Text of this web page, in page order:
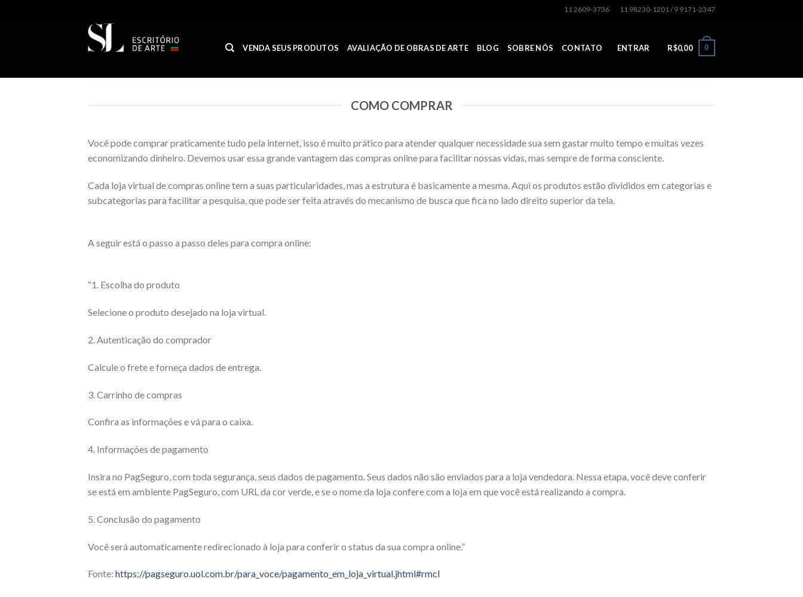
11 2609-3736 11 98230-1201 / 9 9171-2347
VENDA SEUS PRODUTOS AVALIAÇÃO DE OBRAS DE ARTE BLOG SOBRE NÓS CONTATO ENTRAR R$0,00 0
COMO COMPRAR
Você pode comprar praticamente tudo pela internet, isso é muito prático para atender qualquer necessidade sua sem gastar muito tempo e muitas vezes
economizando dinheiro. Devemos usar essa grande vantagem das compras online para facilitar nossas vidas, mas sempre de forma consciente.
Cada loja virtual de compras online tem a suas particularidades, mas a estrutura é basicamente a mesma. Aqui os produtos estão divididos em categorias e
subcategorias para facilitar a pesquisa, que pode ser feita através do mecanismo de busca que fica no lado direito superior da tela.
A seguir está o passo a passo deles para compra online:
“1. Escolha do produto
Selecione o produto desejado na loja virtual.
2. Autenticação do comprador
Calcule o frete e forneça dados de entrega.
3. Carrinho de compras
Confira as informações e vá para o caixa.
4. Informações de pagamento
Insira no PagSeguro, com toda segurança, seus dados de pagamento. Seus dados não são enviados para a loja vendedora. Nessa etapa, você deve conferir
se está em ambiente PagSeguro, com URL da cor verde, e se o nome da loja confere com a loja em que você está realizando a compra.
5. Conclusão do pagamento
Você será automaticamente redirecionado à loja para conferir o status da sua compra online.”
Fonte: https://pagseguro.uol.com.br/para_voce/pagamento_em_loja_virtual.jhtml#rmcl